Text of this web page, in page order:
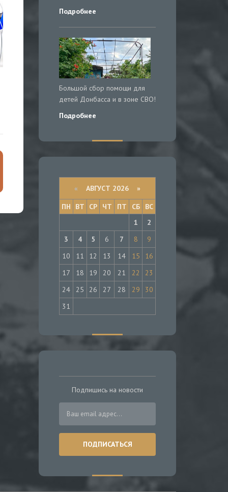
Подробнее
Большой сбор помощи для
детей Донбасса и в зоне СВО!
Подробнее
« АВГУСТ 2026 »
ПН
ВТ СР ЧТ ПТ СБ
ВС
1
2
3
4 5 6 7 8
9
10
11 12 13 14 15
16
17
18 19 20 21 22
23
24
25 26 27 28 29
30
31
Подпишись на новости